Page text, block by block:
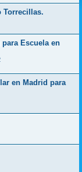
Torrecillas.
Escuela en
en Madrid para